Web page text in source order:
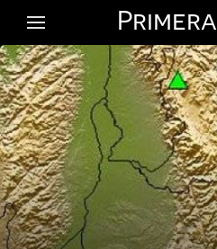
Primera